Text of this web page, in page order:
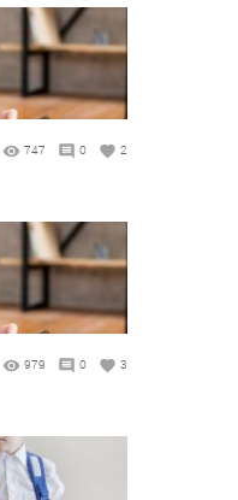
747 0 2
979 0 3